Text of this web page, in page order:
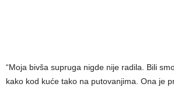
“Moja bivša supruga nigde nije radila. Bili
kako kod kuće tako na putovanjima. Ona je